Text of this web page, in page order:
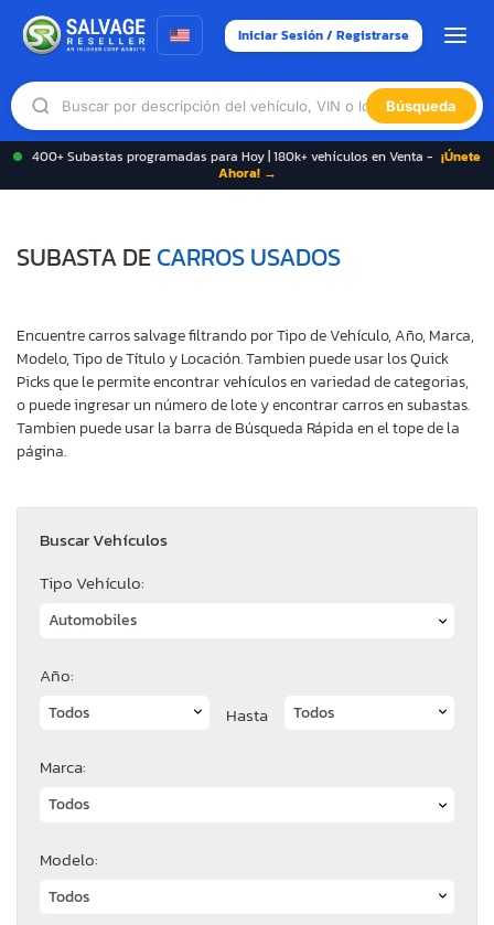
Iniciar Sesión / Registrarse
Búsqueda
400+ Subastas programadas para Hoy | 180k+ vehículos en Venta - ¡Únete
Ahora! →
SUBASTA DECARROS USADOS
Encuentre carros salvage filtrando por Tipo de Vehículo, Año, Marca,
Modelo, Tipo de Título y Locación. Tambien puede usar los Quick
Picks que le permite encontrar vehículos en variedad de categorias,
o puede ingresar un número de lote y encontrar carros en subastas.
Tambien puede usar la barra de Búsqueda Rápida en el tope de la
página.
Buscar Vehículos
Tipo Vehículo:
Año:
Hasta
Marca:
Modelo: